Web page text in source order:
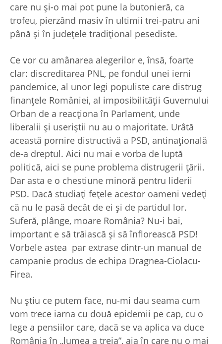
care nu şi-o mai pot pune la butonieră, ca
trofeu, pierzând masiv în ultimii trei-patru ani
până şi în judeţele tradiţional pesediste.
Ce vor cu amânarea alegerilor e, însă, foarte
clar: discreditarea PNL, pe fondul unei ierni
pandemice, al unor legi populiste care distrug
finanţele României, al imposibilităţii Guvernului
Orban de a reacţiona în Parlament, unde
liberalii şi useriştii nu au o majoritate. Urâtă
această pornire distructivă a PSD, antinaţională
de-a dreptul. Aici nu mai e vorba de luptă
politică, aici se pune problema distrugerii ţării.
Dar asta e o chestiune minoră pentru liderii
PSD. Dacă studiaţi feţele acestor oameni vedeţi
că nu le pasă decât de ei şi de partidul lor.
Suferă, plânge, moare România? Nu-i bai,
important e să trăiască şi să înflorească PSD!
Vorbele astea par extrase dintr-un manual de
campanie produs de echipa Dragnea-Ciolacu-
Firea.
Nu ştiu ce putem face, nu-mi dau seama cum
vom trece iarna cu două epidemii pe cap, cu o
lege a pensiilor care, dacă se va aplica va duce
România în „lumea a treia”, aia în care nu o mai